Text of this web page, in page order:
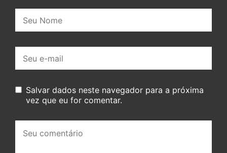
mail:
Salvar dados neste navegador para a próxima
vez que eu for comentar.
comentário: